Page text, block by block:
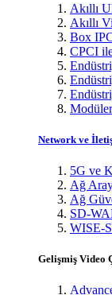
Akıllı
Akıllı
Box
CPCI
Network ve
5G ve
Ağ
Ağ
SD-
WISE-
Gelişmiş Video